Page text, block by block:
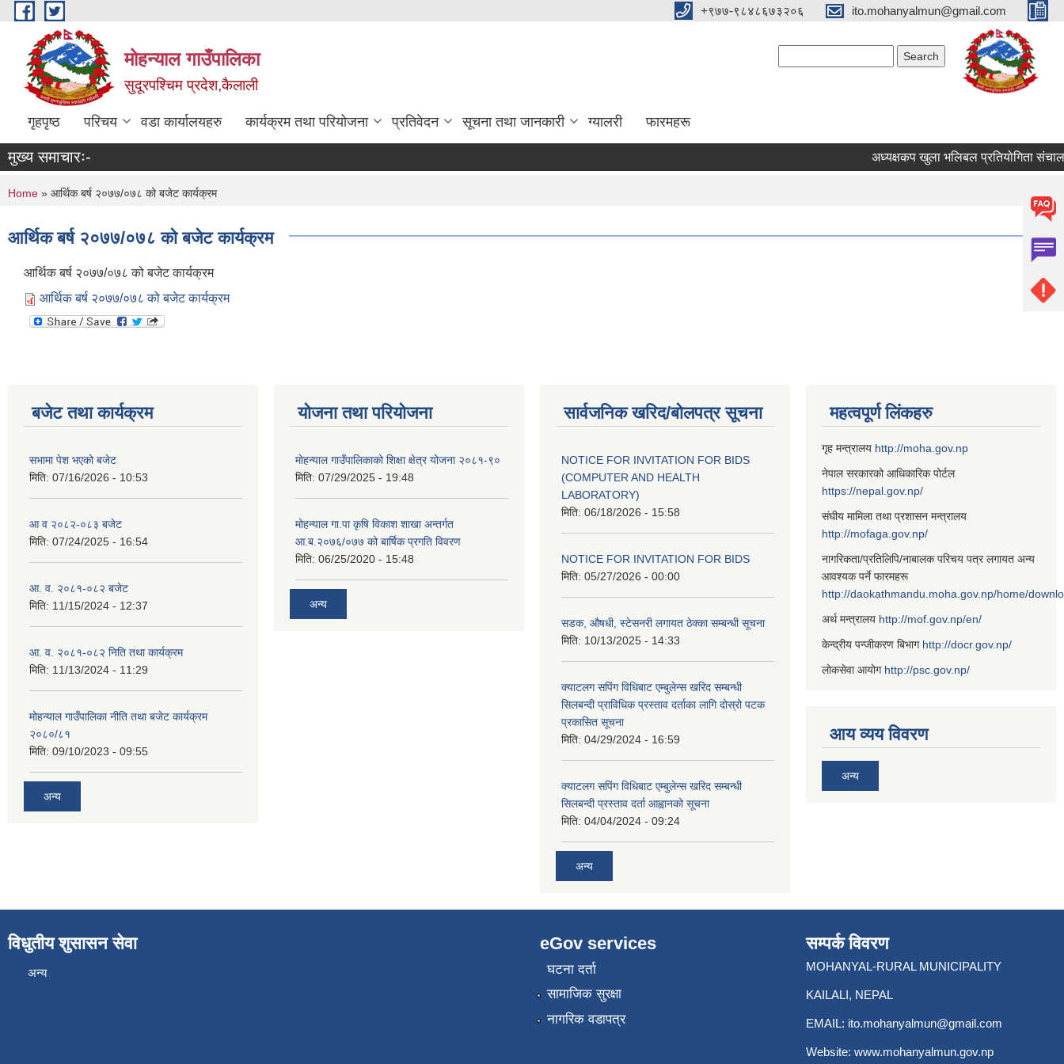
Skip to main content +९७७-९८४८६७३२०६ ito.mohanyalmun@gmail.com
मोहन्याल गाउँपालिका
सुदूरपश्चिम प्रदेश,कैलाली
गृहपृष्ठ परिचय वडा कार्यालयहरु कार्यक्रम तथा परियोजना प्रतिवेदन सूचना तथा जानकारी ग्यालरी फारमहरू
मुख्य समाचारः- अध्यक्षकप खुला भलिबल प्रतियोगिता
You are here
Home » आर्थिक बर्ष २०७७/०७८ को बजेट कार्यक्रम
आर्थिक बर्ष २०७७/०७८ को बजेट कार्यक्रम
आर्थिक बर्ष २०७७/०७८ को बजेट कार्यक्रम
आर्थिक बर्ष २०७७/०७८ को बजेट कार्यक्रम
बजेट तथा कार्यक्रम
सभामा पेश भएको बजेट
मिति: 07/16/2026 - 10:53
आ व २०८२-०८३ बजेट
मिति: 07/24/2025 - 16:54
आ. व. २०८१-०८२ बजेट
मिति: 11/15/2024 - 12:37
आ. व. २०८१-०८२ निति तथा कार्यक्रम
मिति: 11/13/2024 - 11:29
मोहन्याल गाउँपालिका नीति तथा बजेट कार्यक्रम
२०८०/८१
मिति: 09/10/2023 - 09:55
अन्य
योजना तथा परियोजना
मोहन्याल गाउँपालिकाको शिक्षा क्षेत्र योजना २०८१-९०
मिति: 07/29/2025 - 19:48
मोहन्याल गा.पा कृषि विकाश शाखा अन्तर्गत
आ.ब.२०७६/०७७ को बार्षिक प्रगति विवरण
मिति: 06/25/2020 - 15:48
अन्य
सार्वजनिक खरिद/बोलपत्र सूचना
NOTICE FOR INVITATION FOR BIDS
(COMPUTER AND HEALTH
LABORATORY)
मिति: 06/18/2026 - 15:58
NOTICE FOR INVITATION FOR BIDS
मिति: 05/27/2026 - 00:00
सडक, औषधी, स्टेसनरी लगायत ठेक्का सम्बन्धी सूचना
मिति: 10/13/2025 - 14:33
क्याटलग सपिंग विधिबाट एम्बुलेन्स खरिद सम्बन्धी
सिलबन्दी प्राविधिक प्रस्ताव दर्ताका लागि दोस्रो पटक
प्रकासित सूचना
मिति: 04/29/2024 - 16:59
क्याटलग सपिंग विधिबाट एम्बुलेन्स खरिद सम्बन्धी
सिलबन्दी प्रस्ताव दर्ता आह्वानको सूचना
मिति: 04/04/2024 - 09:24
अन्य
महत्वपूर्ण लिंकहरु
गृह मन्त्रालय http://moha.gov.np
नेपाल सरकारको आधिकारिक पोर्टल
https://nepal.gov.np/
संघीय मामिला तथा प्रशासन मन्त्रालय
http://mofaga.gov.np/
नागरिकता/प्रतिलिपि/नाबालक परिचय पत्र लगायत अन्य
आवश्यक पर्ने फारमहरू
http://daokathmandu.moha.gov.np/home/
अर्थ मन्त्रालय http://mof.gov.np/en/
केन्द्रीय पन्जीकरण बिभाग http://docr.gov.np/
लोकसेवा आयोग http://psc.gov.np/
आय व्यय विवरण
अन्य
विधुतीय शुसासन सेवा
अन्य
eGov services
घटना दर्ता
सामाजिक सुरक्षा
नागरिक वडापत्र
सम्पर्क विवरण
MOHANYAL-RURAL MUNICIPALITY
KAILALI, NEPAL
EMAIL: ito.mohanyalmun@gmail.com
Website: www.mohanyalmun.gov.np